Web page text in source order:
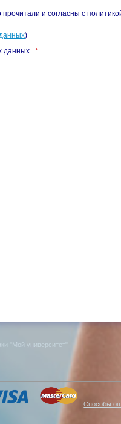
и согласны с
)
данных
*
"Мой университет"
Способы